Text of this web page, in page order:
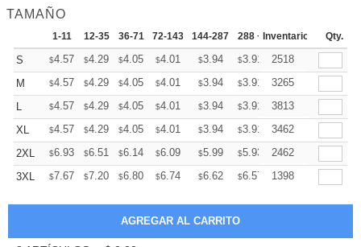
TAMAÑO
1-11 12-35 36-71 72-143 144-287 288 + Más
Inventario Qty.
S $4.57 $4.29 $4.05 $4.01 $3.94 $3.91 +
2518
M
$4.57 $4.29 $4.05 $4.01 $3.94 $3.91 +
3265
L
$4.57 $4.29 $4.05 $4.01 $3.94 $3.91 +
3813
XL
$4.57 $4.29 $4.05 $4.01 $3.94 $3.91 +
3462
2XL
$6.93 $6.51 $6.14 $6.09 $5.99 $5.93 +
2462
3XL
$7.67 $7.20 $6.80 $6.74 $6.62 $6.57 +
1398